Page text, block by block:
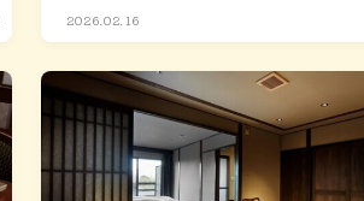
2026.02.16